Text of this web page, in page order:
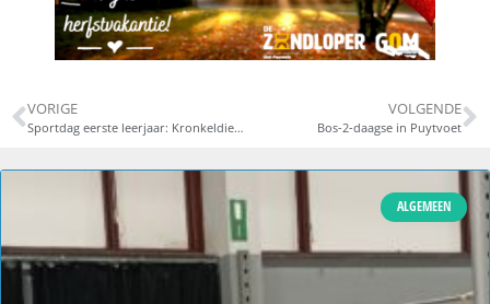
VORIGE
Sportdag eerste leerjaar: Kronkeldiedoe
VOLGENDE
Bos-2-daagse in Puytvoet
ALGEMEEN